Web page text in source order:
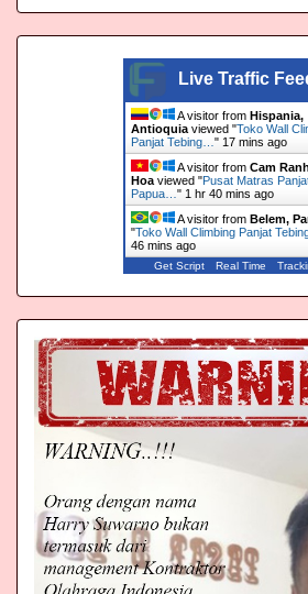
Live Traffic
A visitor from Hispania,
Antioquiaviewed "Toko Wall
Panjat Tebing… " 17 mins ago
A visitor from Cam
Hoaviewed "Pusat Matras
Papua… " 1 hr 40 mins ago
A visitor from Belem,
"Toko Wall Climbing Panjat
46 mins ago
Get Script Real Time